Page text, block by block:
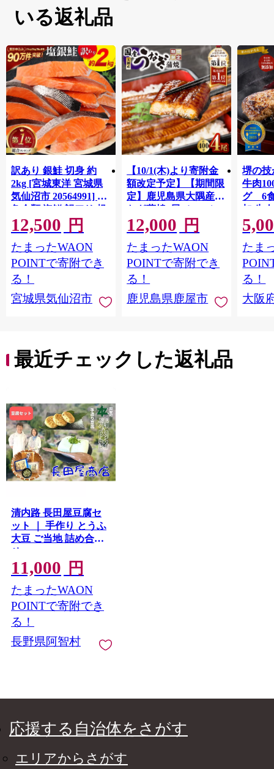
いる返礼品
訳あり 銀鮭 切身 約
2kg [宮城東洋 宮城県
気仙沼市 20564991] 鮭
魚介類 海鮮 訳アリ 規
格外 不揃い さけ サケ
鮭切身 シャケ 切り身
冷凍 家庭用 おかず 弁
当 支援 サーモン 銀鮭
切り身 魚 わけあり
12,500 円
たまったWAON
POINTで寄附でき
る！
宮城県気仙沼市
【10/1(木)より寄附金
額改定予定】【期間限
定】鹿児島県大隅産う
なぎ蒲焼4尾（400g）
12,000 円
たまったWAON
POINTで寄附でき
る！
鹿児島県鹿屋市
堺の技
牛肉
グ 6
加 牛
ット 6
メ 温
菜 簡
すめ
取り
料 ふ
堺市】
たま
る！
大阪
最近チェックした返礼品
清内路 長田屋豆腐セ
ット ｜ 手作り とうふ
大豆 ご当地 詰め合わ
せ
11,000 円
たまったWAON
POINTで寄附でき
る！
長野県阿智村
応援する自治体をさがす
エリアからさがす